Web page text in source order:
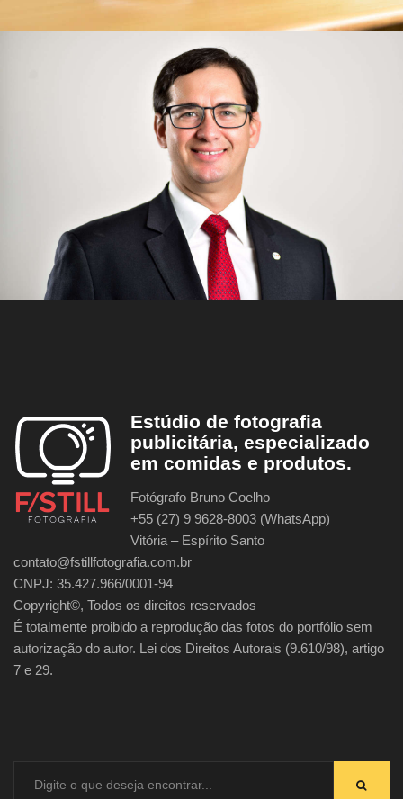
Estúdio de fotografia
publicitária, especializado
em comidas e produtos.
Fotógrafo Bruno Coelho
+55 (27) 9 9628-8003 (WhatsApp)
Vitória – Espírito Santo
contato@fstillfotografia.com.br
CNPJ: 35.427.966/0001-94
Copyright©, Todos os direitos reservados
É totalmente proibido a reprodução das fotos do portfólio sem
autorização do autor. Lei dos Direitos Autorais (9.610/98), artigo
7 e 29.